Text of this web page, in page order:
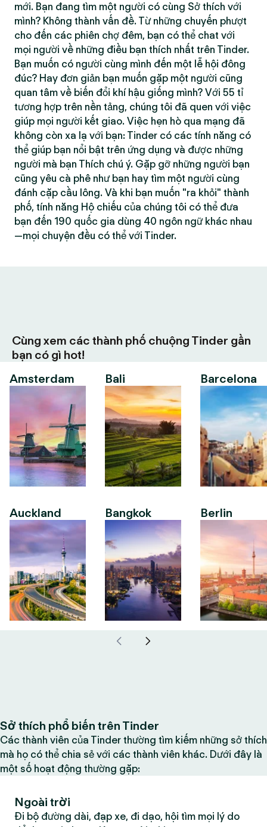
mới. Bạn đang tìm một người có cùng Sở thích với
mình? Không thành vấn đề. Từ những chuyến phượt
cho đến các phiên chợ đêm, bạn có thể chat với
mọi người về những điều bạn thích nhất trên Tinder.
Bạn muốn có người cùng mình đến một lễ hội đông
đúc? Hay đơn giản bạn muốn gặp một người cũng
quan tâm về biến đổi khí hậu giống mình? Với 55 tỉ
tương hợp trên nền tảng, chúng tôi đã quen với việc
giúp mọi người kết giao. Việc hẹn hò qua mạng đã
không còn xa lạ với bạn: Tinder có các tính năng có
thể giúp bạn nổi bật trên ứng dụng và được những
người mà bạn Thích chú ý. Gặp gỡ những người bạn
cũng yêu cà phê như bạn hay tìm một người cùng
đánh cặp cầu lông. Và khi bạn muốn "ra khỏi" thành
phố, tính năng Hộ chiếu của chúng tôi có thể đưa
bạn đến 190 quốc gia dùng 40 ngôn ngữ khác nhau
—mọi chuyện đều có thể với Tinder.
Cùng xem các thành phố chuộng Tinder gần
bạn có gì hot!
Amsterdam
Auckland
Bali
Bangkok
Barcelona
Berlin
Sở thích phổ biến trên Tinder
Các thành viên của Tinder thường tìm kiếm những sở thích
mà họ có thể chia sẻ với các thành viên khác. Dưới đây là
một số hoạt động thường gặp:
Ngoài trời
Đi bộ đường dài, đạp xe, đi dạo, hội tìm mọi lý do